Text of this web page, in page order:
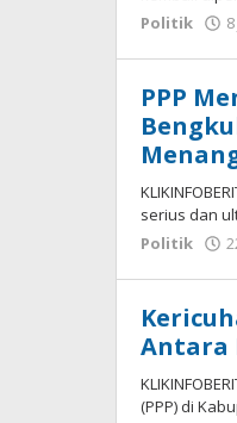
Politik
PPP
serius dan
Politik
Antara
(PPP) di